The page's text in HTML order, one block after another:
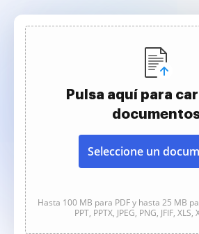
Pulsa aquí para
Seleccione un
Hasta 100 MB para PDF y hasta 25 MB
PPT, PPTX, JPEG, PNG, JFIF, XLS,